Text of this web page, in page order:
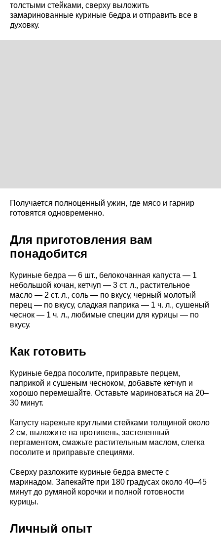
толстыми стейками, сверху выложить
замаринованные куриные бедра и отправить все в
духовку.
Получается полноценный ужин, где мясо и гарнир
готовятся одновременно.
Для приготовления вам
понадобится
Куриные бедра — 6 шт., белокочанная капуста — 1
небольшой кочан, кетчуп — 3 ст. л., растительное
масло — 2 ст. л., соль — по вкусу, черный молотый
перец — по вкусу, сладкая паприка — 1 ч. л., сушеный
чеснок — 1 ч. л., любимые специи для курицы — по
вкусу.
Как готовить
Куриные бедра посолите, приправьте перцем,
паприкой и сушеным чесноком, добавьте кетчуп и
хорошо перемешайте. Оставьте мариноваться на 20–
30 минут.
Капусту нарежьте круглыми стейками толщиной около
2 см, выложите на противень, застеленный
пергаментом, смажьте растительным маслом, слегка
посолите и приправьте специями.
Сверху разложите куриные бедра вместе с
маринадом. Запекайте при 180 градусах около 40–45
минут до румяной корочки и полной готовности
курицы.
Личный опыт